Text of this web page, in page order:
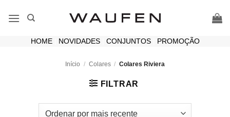
HOME| NOVIDADES| CONJUNTOS| PROMOÇÃO
Início / Colares / Colares Riviera
FILTRAR